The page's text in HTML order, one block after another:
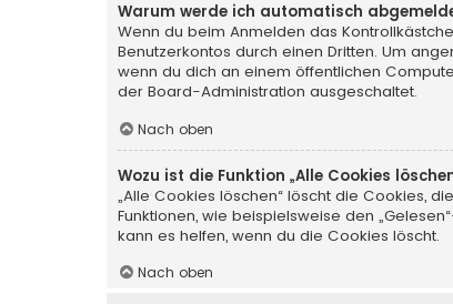
Warum werde ich automatisch
Wenn du beim Anmelden das
Benutzerkontos durch einen Dritten. Um
wenn du dich an einem öffentlichen
der Board-Administration ausgeschaltet.
Nach oben
Wozu ist die Funktion „Alle Cookies
„Alle Cookies löschen“ löscht die Cookies,
Funktionen, wie beispielsweise den
kann es helfen, wenn du die Cookies löscht.
Nach oben